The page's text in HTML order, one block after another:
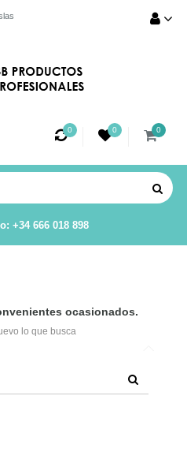
0 0 0
+34 666 018 898
ocasionados.
lo que busca